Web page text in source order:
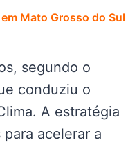
Mato Grosso do Sul
segundo o
conduziu o
A estratégia
acelerar a